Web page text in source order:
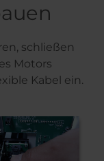
schließen
Motors
Kabel ein.